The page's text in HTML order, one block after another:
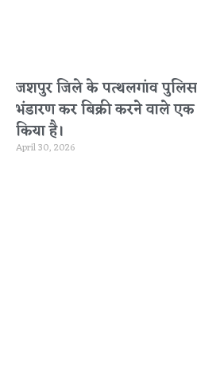
जशपुर जिले के पत्थलगांव
भंडारण कर बिक्री करने वाले
किया है।
April 30, 2026